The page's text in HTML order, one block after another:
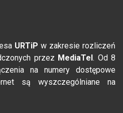
URTiP w zakresie rozliczeń
przez MediaTel. Od 8
na numery dostępowe
są wyszczególniane na